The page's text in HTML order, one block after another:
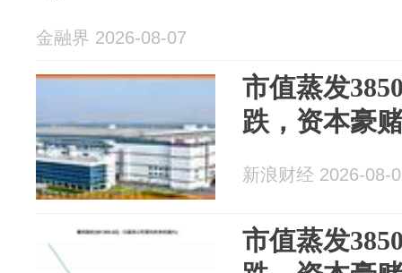
金融界 2026-08-07
市值蒸发
跌，资本豪
新浪财经 2026-08-
市值蒸发